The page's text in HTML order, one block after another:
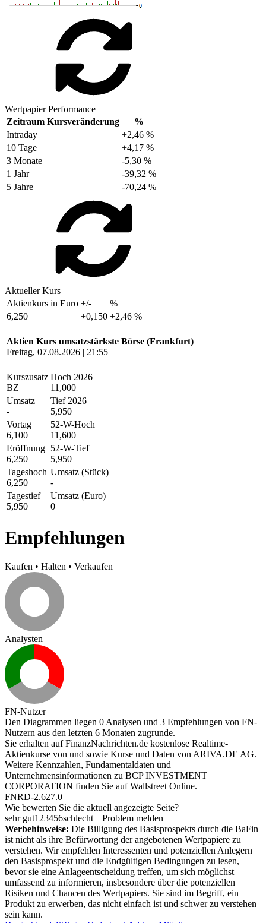
Wertpapier Performance
Zeitraum Kursveränderung
%
Intraday
+2,46 %
10 Tage
+4,17 %
3 Monate
-5,30 %
1 Jahr
-39,32 %
5 Jahre
-70,24 %
Aktueller Kurs
Aktienkurs in Euro +/-
%
6,250
+0,150 +2,46 %
Aktien Kurs umsatzstärkste Börse (Frankfurt)
Freitag, 07.08.2026 | 21:55
Kurszusatz
BZ
Hoch 2026
11,000
Umsatz
-
Tief 2026
5,950
Vortag
6,100
52-W-Hoch
11,600
Eröffnung
6,250
52-W-Tief
5,950
Tageshoch
6,250
Umsatz (Stück)
-
Tagestief
5,950
Umsatz (Euro)
0
Empfehlungen
Kaufen • Halten • Verkaufen
Analysten
FN-Nutzer
Den Diagrammen liegen 0 Analysen und 3 Empfehlungen von FN-
Nutzern aus den letzten 6 Monaten zugrunde.
Sie erhalten auf FinanzNachrichten.de kostenlose Realtime-
Aktienkurse von und sowie Kurse und Daten von ARIVA.DE AG.
Weitere Kennzahlen, Fundamentaldaten und
Unternehmensinformationen zu BCP INVESTMENT
CORPORATION finden Sie aufWallstreet Online.
FNRD-2.627.0
Wie bewerten Sie die aktuell angezeigte Seite?
sehr gut1 23456schlecht
Problem melden
Werbehinweise: Die Billigung des Basisprospekts durch die BaFin
ist nicht als ihre Befürwortung der angebotenen Wertpapiere zu
verstehen. Wir empfehlen Interessenten und potenziellen Anlegern
den Basisprospekt und die Endgültigen Bedingungen zu lesen,
bevor sie eine Anlageentscheidung treffen, um sich möglichst
umfassend zu informieren, insbesondere über die potenziellen
Risiken und Chancen des Wertpapiers. Sie sind im Begriff, ein
Produkt zu erwerben, das nicht einfach ist und schwer zu verstehen
sein kann.